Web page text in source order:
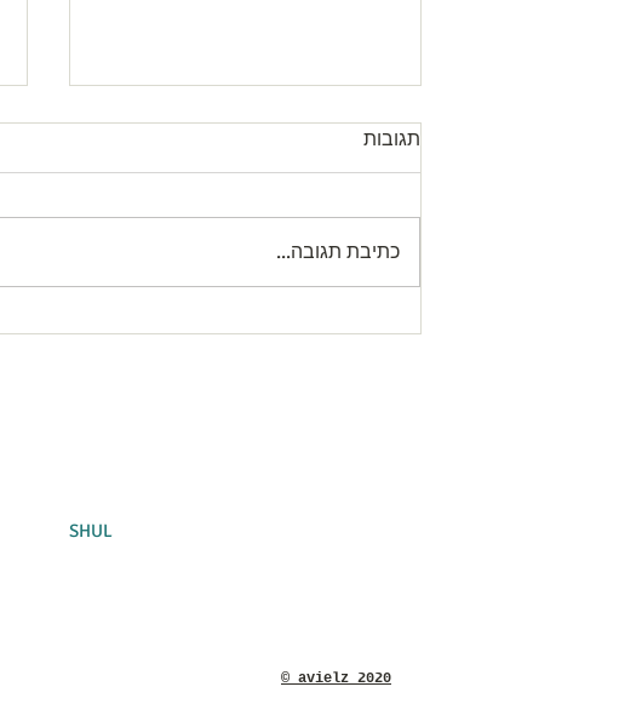
Letter from our President עדכון
תגובות
כתיבת תגובה...
SHUL
© avielz 2020